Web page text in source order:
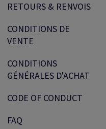
RETOURS & RENVOIS
CONDITIONS DE
VENTE
CONDITIONS
GÉNÉRALES D'ACHAT
CODE OF CONDUCT
FAQ